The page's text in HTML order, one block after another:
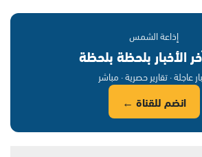
إذاعة الشمس
الأخبار بلحظة بلحظة
عاجلة · تقارير حصرية · مباشر
انضم للقناة ←